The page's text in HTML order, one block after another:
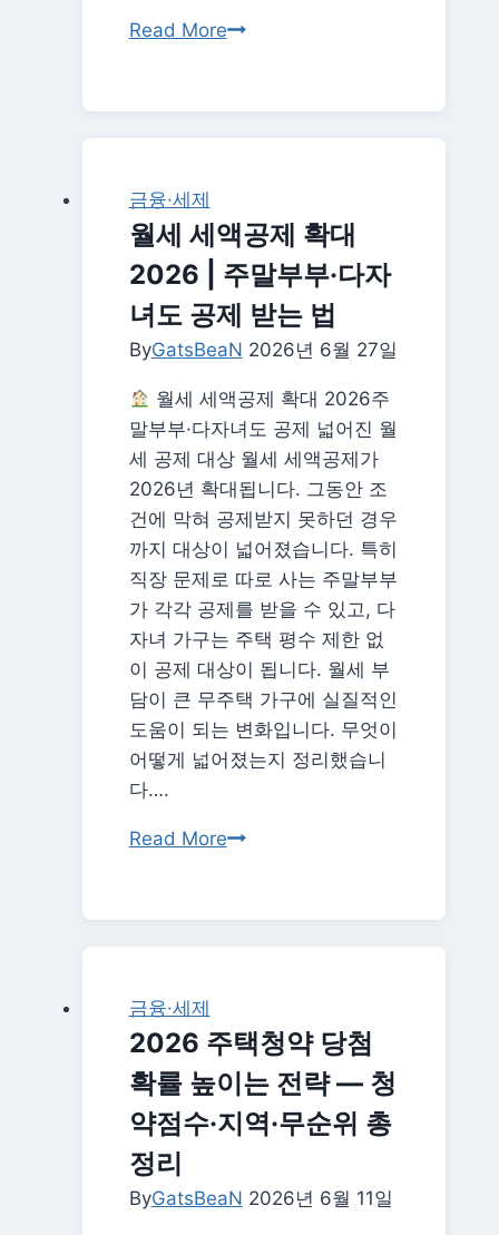
Read More2026
도
완
벽
가
이
드
—
가
족
간
세
금
없
이
증
여
하
는
총
금융·세제
월세 세액공제 확대
2026 | 주말부부·다자
녀도 공제 받는 법
ByGatsBeaN 2026년 6월 27일
월세 세액공제 확대 2026주
말부부·다자녀도 공제 넓어진 월
세 공제 대상 월세 세액공제가
2026년 확대됩니다. 그동안 조
건에 막혀 공제받지 못하던 경우
까지 대상이 넓어졌습니다. 특히
직장 문제로 따로 사는 주말부부
가 각각 공제를 받을 수 있고, 다
자녀 가구는 주택 평수 제한 없
이 공제 대상이 됩니다. 월세 부
담이 큰 무주택 가구에 실질적인
도움이 되는 변화입니다. 무엇이
어떻게 넓어졌는지 정리했습니
다….
Read More월
대
2026
|
주
부
금융·세제
2026 주택청약 당첨
확률 높이는 전략 — 청
약점수·지역·무순위 총
정리
ByGatsBeaN 2026년 6월 11일